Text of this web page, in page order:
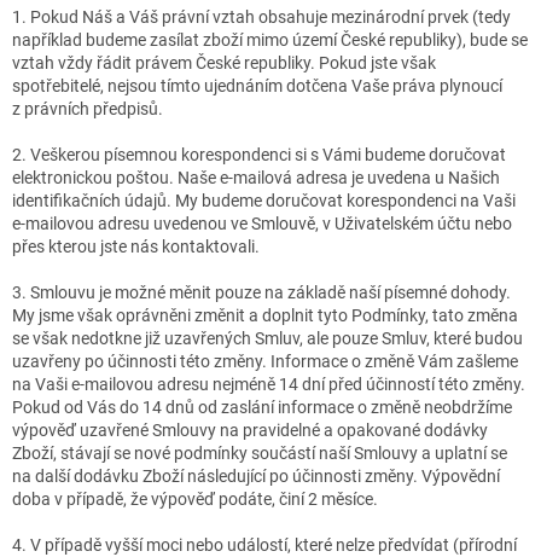
1. Pokud Náš a Váš právní vztah obsahuje mezinárodní prvek (tedy
například budeme zasílat zboží mimo území České republiky), bude se
vztah vždy řádit právem České republiky. Pokud jste však
spotřebitelé, nejsou tímto ujednáním dotčena Vaše práva plynoucí
z právních předpisů.
2. Veškerou písemnou korespondenci si s Vámi budeme doručovat
elektronickou poštou. Naše e-mailová adresa je uvedena u Našich
identifikačních údajů. My budeme doručovat korespondenci na Vaši
e-mailovou adresu uvedenou ve Smlouvě, v Uživatelském účtu nebo
přes kterou jste nás kontaktovali.
3. Smlouvu je možné měnit pouze na základě naší písemné dohody.
My jsme však oprávněni změnit a doplnit tyto Podmínky, tato změna
se však nedotkne již uzavřených Smluv, ale pouze Smluv, které budou
uzavřeny po účinnosti této změny. Informace o změně Vám zašleme
na Vaši e-mailovou adresu nejméně 14 dní před účinností této změny.
Pokud od Vás do 14 dnů od zaslání informace o změně neobdržíme
výpověď uzavřené Smlouvy na pravidelné a opakované dodávky
Zboží, stávají se nové podmínky součástí naší Smlouvy a uplatní se
na další dodávku Zboží následující po účinnosti změny. Výpovědní
doba v případě, že výpověď podáte, činí 2 měsíce.
4. V případě vyšší moci nebo událostí, které nelze předvídat (přírodní